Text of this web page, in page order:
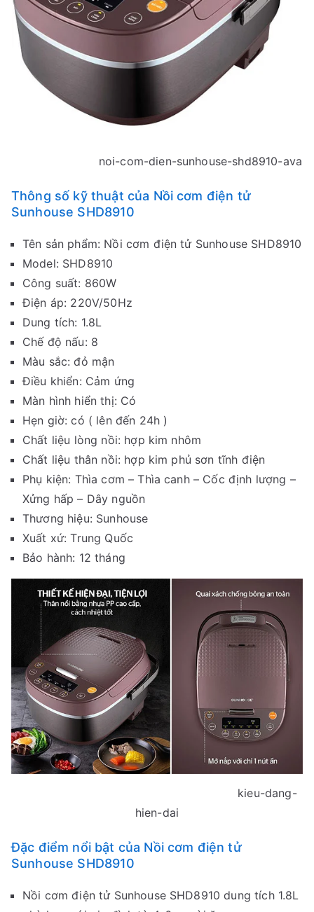
noi-com-dien-sunhouse-shd8910-ava
Thông số kỹ thuật của Nồi cơm điện tử
Sunhouse SHD8910
Tên sản phẩm: Nồi cơm điện tử Sunhouse SHD8910
Model: SHD8910
Công suất: 860W
Điện áp: 220V/50Hz
Dung tích: 1.8L
Chế độ nấu: 8
Màu sắc: đỏ mận
Điều khiển: Cảm ứng
Màn hình hiển thị: Có
Hẹn giờ: có ( lên đến 24h )
Chất liệu lòng nồi: hợp kim nhôm
Chất liệu thân nồi: hợp kim phủ sơn tĩnh điện
Phụ kiện: Thìa cơm – Thìa canh – Cốc định lượng –
Xửng hấp – Dây nguồn
Thương hiệu: Sunhouse
Xuất xứ: Trung Quốc
Bảo hành: 12 tháng
kieu-dang-
hien-dai
Đặc điểm nổi bật của Nồi cơm điện tử
Sunhouse SHD8910
Nồi cơm điện tử Sunhouse SHD8910 dung tích 1.8L